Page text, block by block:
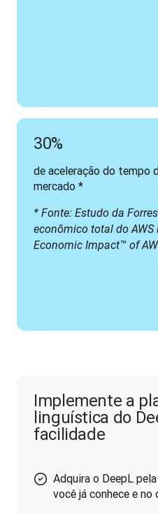
30%
de aceleração do tempo
mercado *
* Fonte: Estudo da
econômico total do AWS
Economic Impact™ of
Implemente a
linguística do
facilidade
Adquira o DeepL
você já conhece e no